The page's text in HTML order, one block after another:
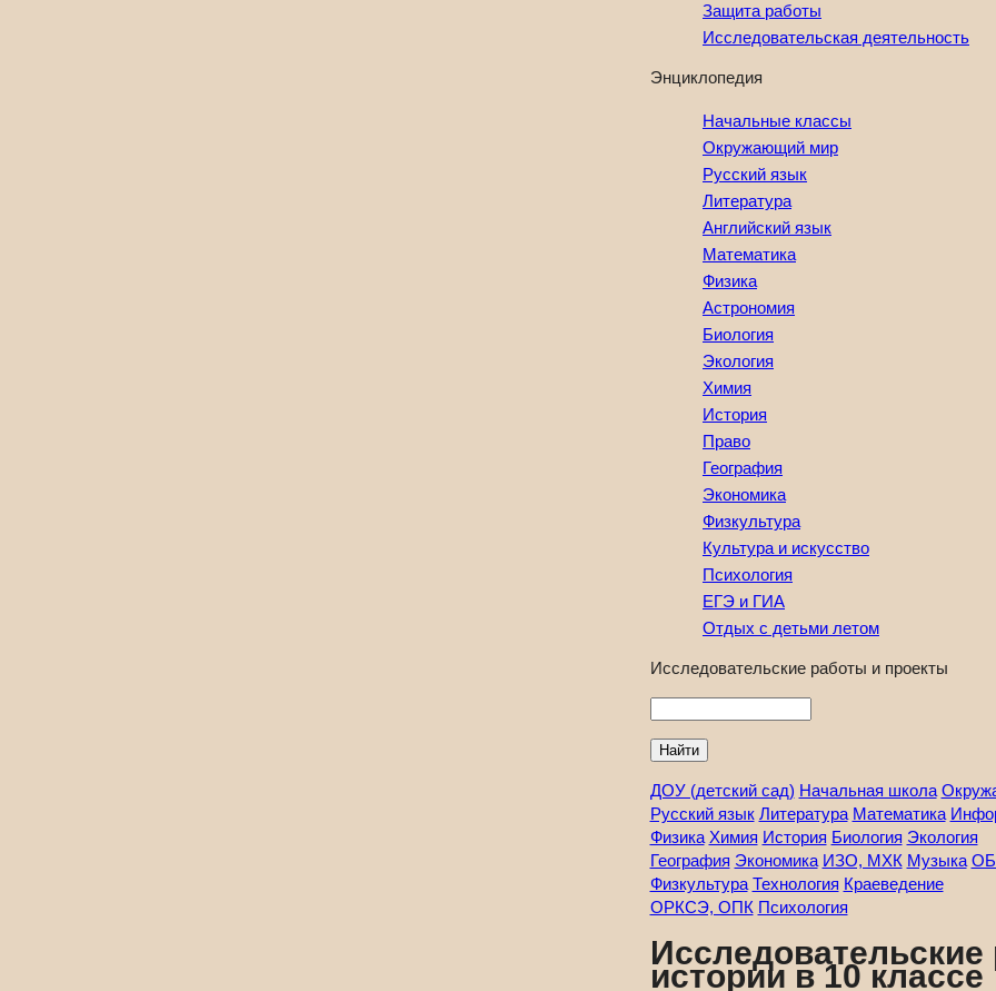
Защита работы
Исследовательская деятельность
Энциклопедия
Начальные классы
Окружающий мир
Русский язык
Литература
Английский язык
Математика
Физика
Астрономия
Биология
Экология
Химия
История
Право
География
Экономика
Физкультура
Культура и искусство
Психология
ЕГЭ и ГИА
Отдых с детьми летом
Исследовательские работы и проекты
ДОУ (детский сад) Начальная школа
Русский язык Литература Математика
Физика Химия История Биология Экология
География Экономика ИЗО, МХК Музыка
Физкультура Технология Краеведение
ОРКСЭ, ОПК Психология
истории в 10 классе